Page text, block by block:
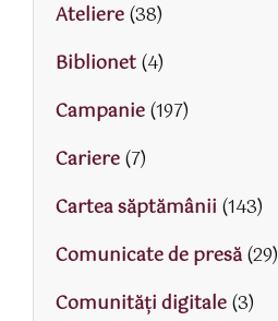
Ateliere(38)
Biblionet(4)
Campanie(197)
Cariere(7)
Cartea săptămânii (143)
Comunicate de presă(29)
Comunități digitale(3)